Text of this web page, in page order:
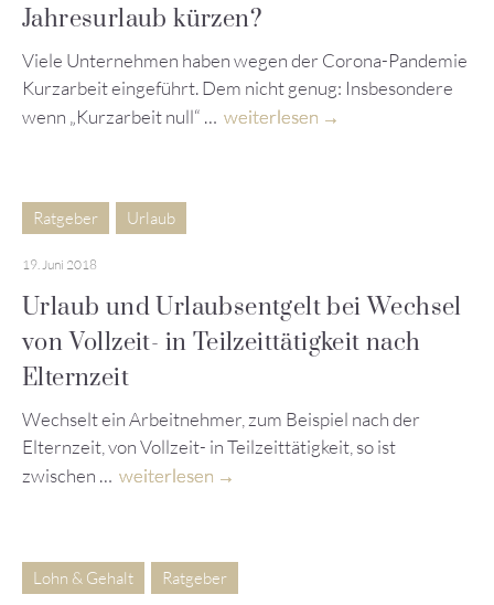
Jahresurlaub kürzen?
Viele Unternehmen haben wegen der Corona-Pandemie
Kurzarbeit eingeführt. Dem nicht genug: Insbesondere
wenn „Kurzarbeit null“ … weiterlesen
Ratgeber Urlaub
19. Juni 2018
Urlaub und Urlaubsentgelt bei Wechsel
von Vollzeit- in Teilzeittätigkeit nach
Elternzeit
Wechselt ein Arbeitnehmer, zum Beispiel nach der
Elternzeit, von Vollzeit- in Teilzeittätigkeit, so ist
zwischen … weiterlesen
Lohn & Gehalt Ratgeber